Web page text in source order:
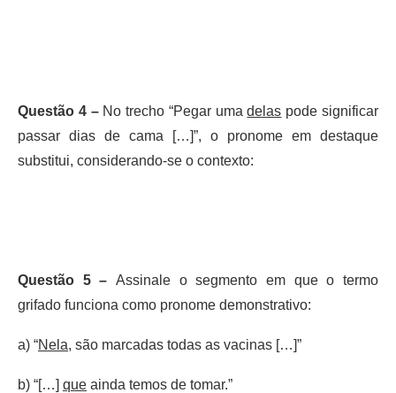
Questão 4 –No trecho “Pegar umadelas pode significar
passar dias de cama […]”, o pronome em destaque
substitui, considerando-se o contexto:
Questão 5 – Assinale o segmento em que o termo
grifado funciona como pronome demonstrativo:
a) “Nela, são marcadas todas as vacinas […]”
b) “[…] que ainda temos de tomar.”